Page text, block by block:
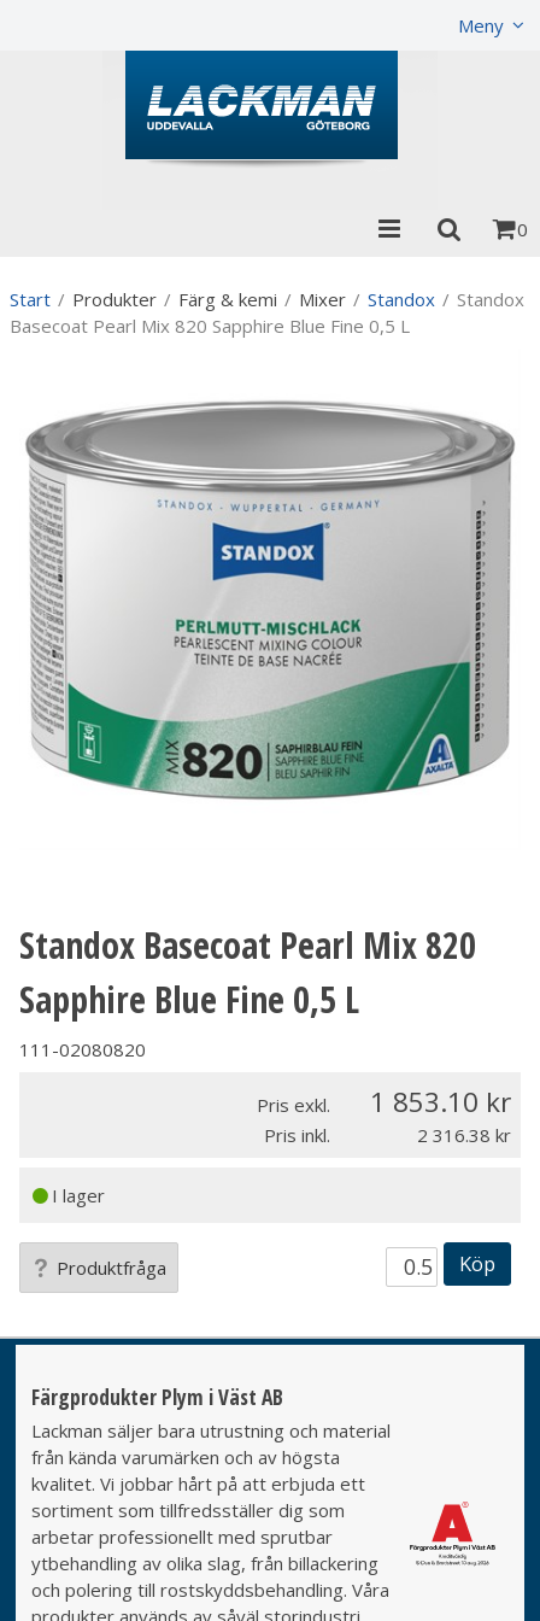
Meny
0
Start / Produkter / Färg & kemi / Mixer / Standox / Standox
Basecoat Pearl Mix 820 Sapphire Blue Fine 0,5 L
Standox Basecoat Pearl Mix 820
Sapphire Blue Fine 0,5 L
111-02080820
Pris exkl. 1 853.10
Pris inkl. 2 316.38
I lager
Produktfråga Köp
Färgprodukter Plym i Väst AB
Lackman säljer bara utrustning och material
från kända varumärken och av högsta
kvalitet. Vi jobbar hårt på att erbjuda ett
sortiment som tillfredsställer dig som
arbetar professionellt med sprutbar
ytbehandling av olika slag, från billackering
och polering till rostskyddsbehandling. Våra
produkter används av såväl storindustri